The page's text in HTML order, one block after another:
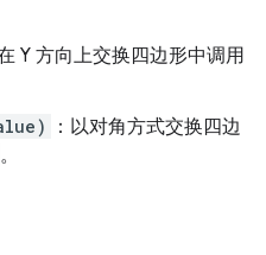
Y 方向上交换四边形中调用
：以对角方式交换四边
。